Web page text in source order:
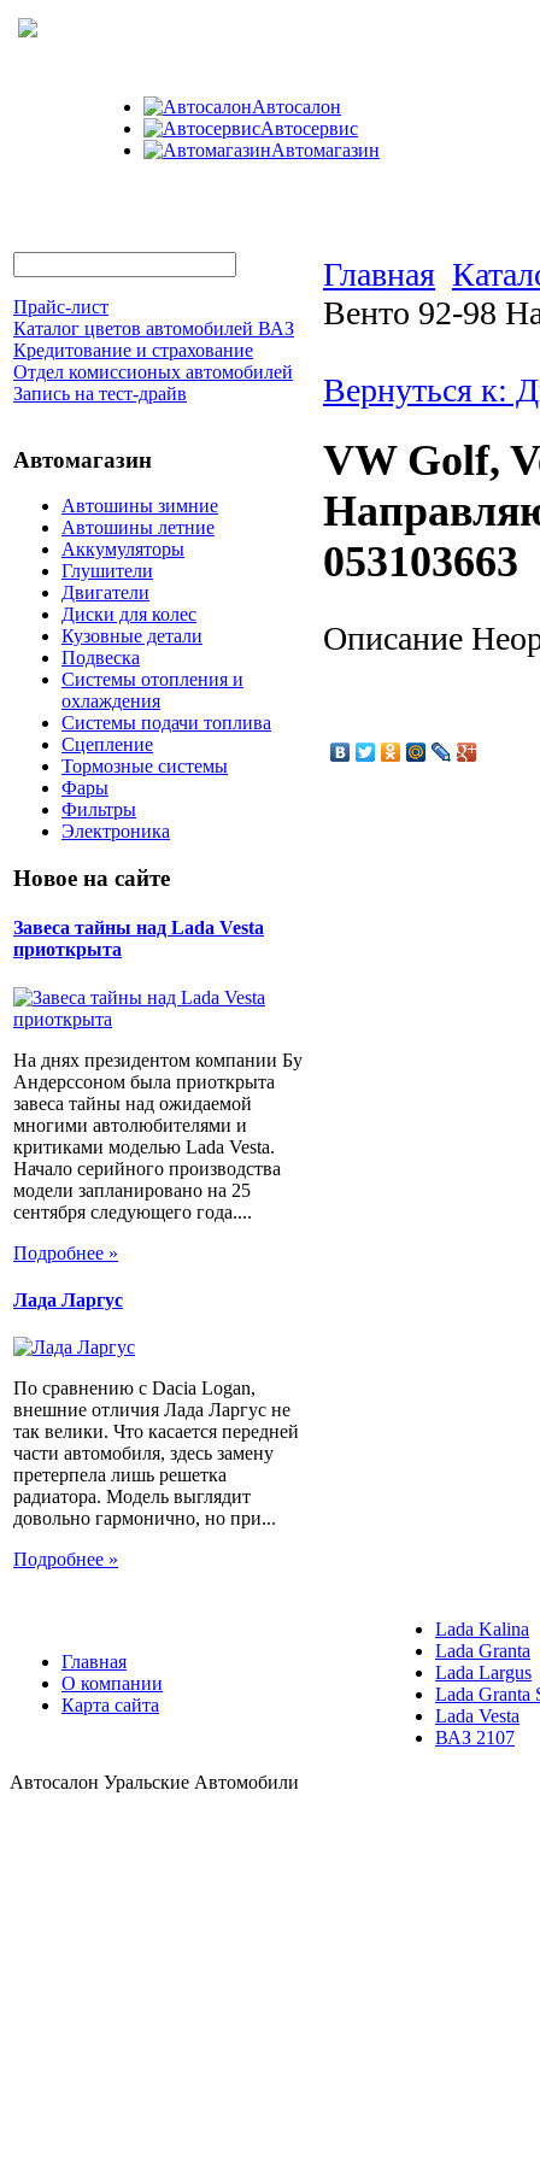
Автосалон
Автосервис
Автомагазин
Прайс-лист
Каталог цветов автомобилей ВАЗ
Кредитование и страхование
Отдел комиссионых автомобилей
Запись на тест-драйв
Автомагазин
Автошины зимние
Автошины летние
Аккумуляторы
Глушители
Двигатели
Диски для колес
Кузовные детали
Подвеска
Системы отопления и
охлаждения
Системы подачи топлива
Сцепление
Тормозные системы
Фары
Фильтры
Электроника
Новое на сайте
Завеса тайны над Lada Vesta
приоткрыта
На днях президентом компании Бу
Андерссоном была приоткрыта
завеса тайны над ожидаемой
многими автолюбителями и
критиками моделью Lada Vesta.
Начало серийного производства
модели запланировано на 25
сентября следующего года....
Подробнее »
Лада Ларгус
По сравнению с Dacia Logan,
внешние отличия Лада Ларгус не
так велики. Что касается передней
части автомобиля, здесь замену
претерпела лишь решетка
радиатора. Модель выглядит
довольно гармонично, но при...
Подробнее »
Главная
Венто 92-98
Вернуться к:
VW Golf,
053103663
Описание
Главная
О компании
Карта сайта
Lada Kalina
Lada Granta
Lada Largus
Lada Granta
Lada Vesta
ВАЗ 2107
Автосалон Уральские Автомобили